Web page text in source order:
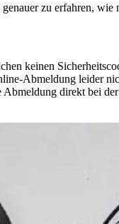
zu erfahren, wie
keinen
Abmeldung leider
Abmeldung direkt bei